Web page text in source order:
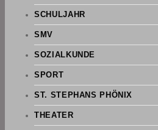
SCHULJAHR
SMV
SOZIALKUNDE
SPORT
ST. STEPHANS PHÖNIX
THEATER